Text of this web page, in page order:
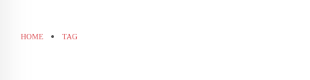
HOME TAG